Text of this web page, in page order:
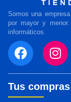
Somos una
por mayor y
informáticos.
Tus